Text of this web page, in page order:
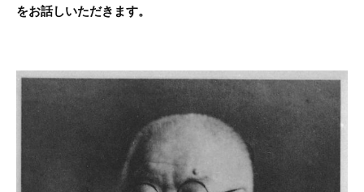
をお話しいただきます。